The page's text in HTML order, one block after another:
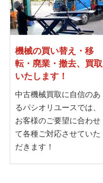
機械の買い替え・移
転・ 廃業・撤去、買取
いたします！
中古機械買取に自信のあ
るパシオリユースでは、
お客様のご要望に合わせ
て各種ご対応させていた
だきます！